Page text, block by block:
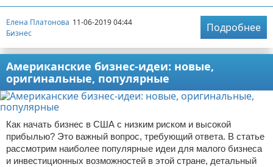
Елена Платонова 11-06-2019 04:44
Бизнес
Подробнее
Американские бизнес-идеи: новые,
оригинальные, популярные
Как начать бизнес в США с низким риском и высокой
прибылью? Это важный вопрос, требующий ответа. В статье
рассмотрим наиболее популярные идеи для малого бизнеса
и инвестиционных возможностей в этой стране, детальный